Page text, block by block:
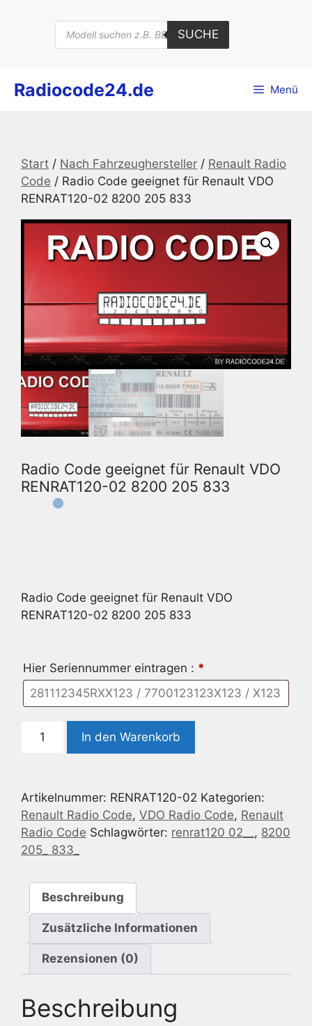
Products
search
SUCHE
Radiocode24.de Menü
Start / Nach Fahrzeughersteller / Renault Radio
Code / Radio Code geeignet für Renault VDO
RENRAT120-02 8200 205 833
Radio Code geeignet für Renault VDO
RENRAT120-02 8200 205 833
Radio Code geeignet für Renault VDO
RENRAT120-02 8200 205 833
Hier Seriennummer eintragen : *
Code
Renault
VDO
RENRAT120-
02
205
Menge
In den Warenkorb
Artikelnummer: RENRAT120-02 Kategorien:
Renault Radio Code, VDO Radio Code, Renault
Radio Code Schlagwörter: renrat120 02__ , 8200
205_ 833_
Beschreibung
Zusätzliche Informationen
Rezensionen (0)
Beschreibung